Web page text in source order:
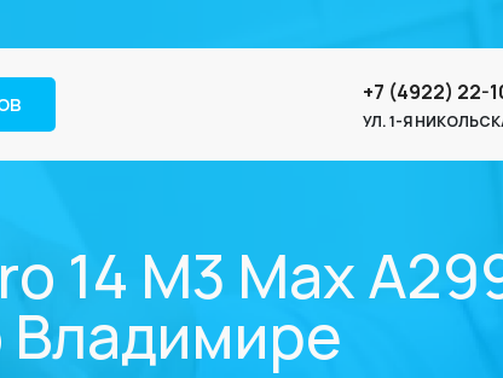
+7 (4922) 22-
УЛ. 1-Я
14 M3 Max
Владимире